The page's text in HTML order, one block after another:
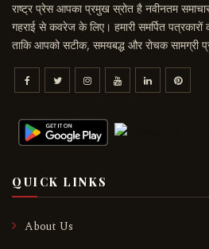
राष्ट्र प्रेस आपका प्रमुख स्रोत है नवीनतम
गहराई से कवरेज के लिए। हमारी समर्पित पत्रकारों
ताकि आपको सटीक, समयबद्ध और रोचक सामग्री
QUICK LINKS
About Us